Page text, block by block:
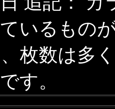
日
古き5万分
1965年発行）」
12日沿線風景 宗
勇知駅、南稚内
4日廃駅を訪ねて
いるもの
枚数は多
す。